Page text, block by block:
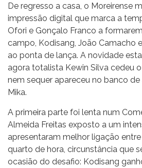
De regresso a casa, o Moreirense
impressão digital que marca a
Ofori e Gonçalo Franco a
campo, Kodisang, João Camacho
ao ponta de lança. A novidade
agora totalista Kewin Silva cedeu
nem sequer apareceu no banco
Mika.
A primeira parte foi lenta num
Almeida Freitas exposto a um
apresentaram melhor ligação
quarto de hora, circunstância que
ocasião do desafio: Kodisang